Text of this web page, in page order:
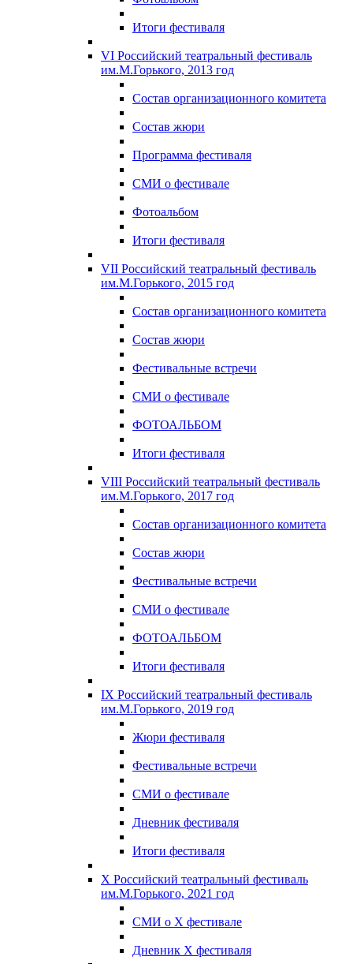
Итоги фестиваля
VI Российский театральный фестиваль
им.М.Горького, 2013 год
Состав организационного комитета
Состав жюри
Программа фестиваля
СМИ о фестивале
Фотоальбом
Итоги фестиваля
VII Российский театральный фестиваль
им.М.Горького, 2015 год
Состав организационного комитета
Состав жюри
Фестивальные встречи
СМИ о фестивале
ФОТОАЛЬБОМ
Итоги фестиваля
VIII Российский театральный фестиваль
им.М.Горького, 2017 год
Состав организационного комитета
Состав жюри
Фестивальные встречи
СМИ о фестивале
ФОТОАЛЬБОМ
Итоги фестиваля
IX Российский театральный фестиваль
им.М.Горького, 2019 год
Жюри фестиваля
Фестивальные встречи
СМИ о фестивале
Дневник фестиваля
Итоги фестиваля
X Российский театральный фестиваль
им.М.Горького, 2021 год
СМИ о X фестивале
Дневник X фестиваля